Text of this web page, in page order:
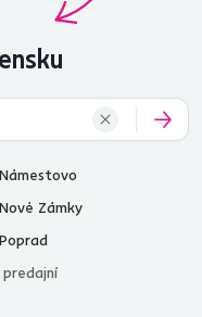
Námestovo
Nové Zámky
Poprad